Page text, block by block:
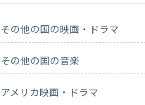
その他の国の映画・ドラマ
その他の国の音楽
アメリカ映画・ドラマ